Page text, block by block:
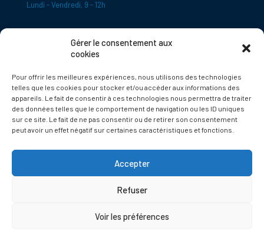
Gérer le consentement aux
cookies
Pour offrir les meilleures expériences, nous utilisons des technologies
telles que les cookies pour stocker et/ou accéder aux informations des
appareils. Le fait de consentir à ces technologies nous permettra de traiter
des données telles que le comportement de navigation ou les ID uniques
sur ce site. Le fait de ne pas consentir ou de retirer son consentement
peut avoir un effet négatif sur certaines caractéristiques et fonctions.
Accepter
Refuser
Voir les préférences
Lundi - Vendredi, 9 - 12h
24620 Tamniès
France
Politique de cookies
© 2025 Tamnies.fr